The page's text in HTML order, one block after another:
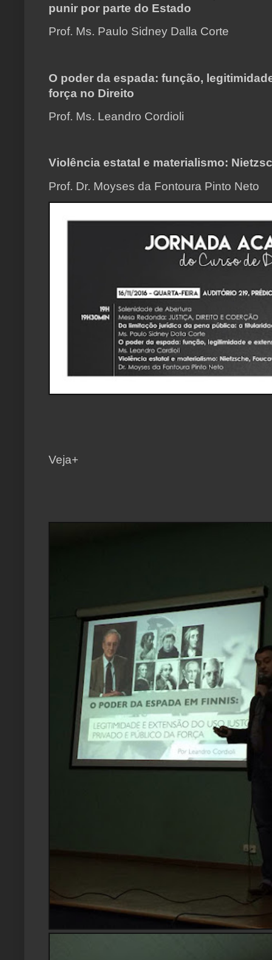
punir por parte do Estado
Prof. Ms. Paulo Sidney Dalla Corte
O poder da espada: função,
força no Direito
Prof. Ms. Leandro Cordioli
Violência estatal e materialismo:
Prof. Dr. Moyses da Fontoura Pinto Neto
Veja+